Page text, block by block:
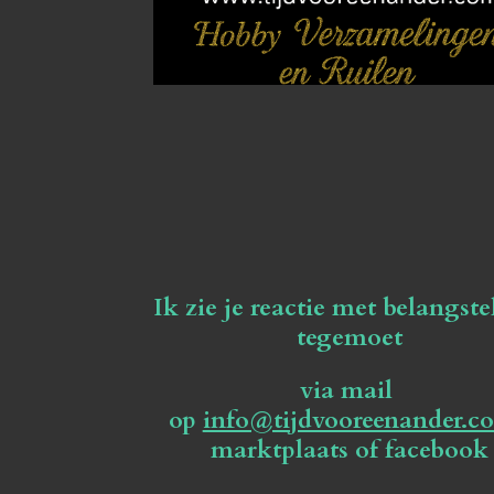
Ik zie je reactie met
tegemoet
via mail
op
marktplaats of facebook